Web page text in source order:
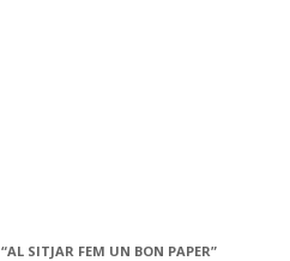
“AL SITJAR FEM UN BON PAPER”